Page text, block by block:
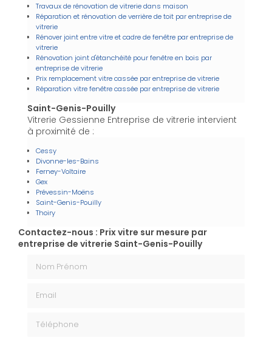
Travaux de rénovation de vitrerie dans maison
Réparation et rénovation de verrière de toit par entreprise de
vitrerie
Rénover joint entre vitre et cadre de fenêtre par entreprise de
vitrerie
Rénovation joint d'étanchéité pour fenêtre en bois par
entreprise de vitrerie
Prix remplacement vitre cassée par entreprise de vitrerie
Réparation vitre fenêtre cassée par entreprise de vitrerie
Saint-Genis-Pouilly
Vitrerie Gessienne Entreprise de vitrerie intervient
à proximité de :
Cessy
Divonne-les-Bains
Ferney-Voltaire
Gex
Prévessin-Moëns
Saint-Genis-Pouilly
Thoiry
Contactez-nous : Prix vitre sur mesure par
entreprise de vitrerie Saint-Genis-Pouilly